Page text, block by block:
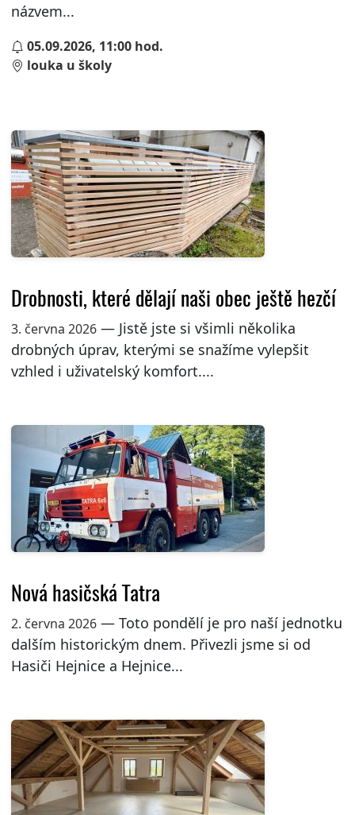
názvem...
05.09.2026, 11:00 hod.
louka u školy
Drobnosti, které dělají naši obec ještě hezčí
3. června 2026— Jistě jste si všimli několika
drobných úprav, kterými se snažíme vylepšit
vzhled i uživatelský komfort....
Nová hasičská Tatra
2. června 2026— Toto pondělí je pro naší jednotku
dalším historickým dnem. Přivezli jsme si od
Hasiči Hejnice a Hejnice...